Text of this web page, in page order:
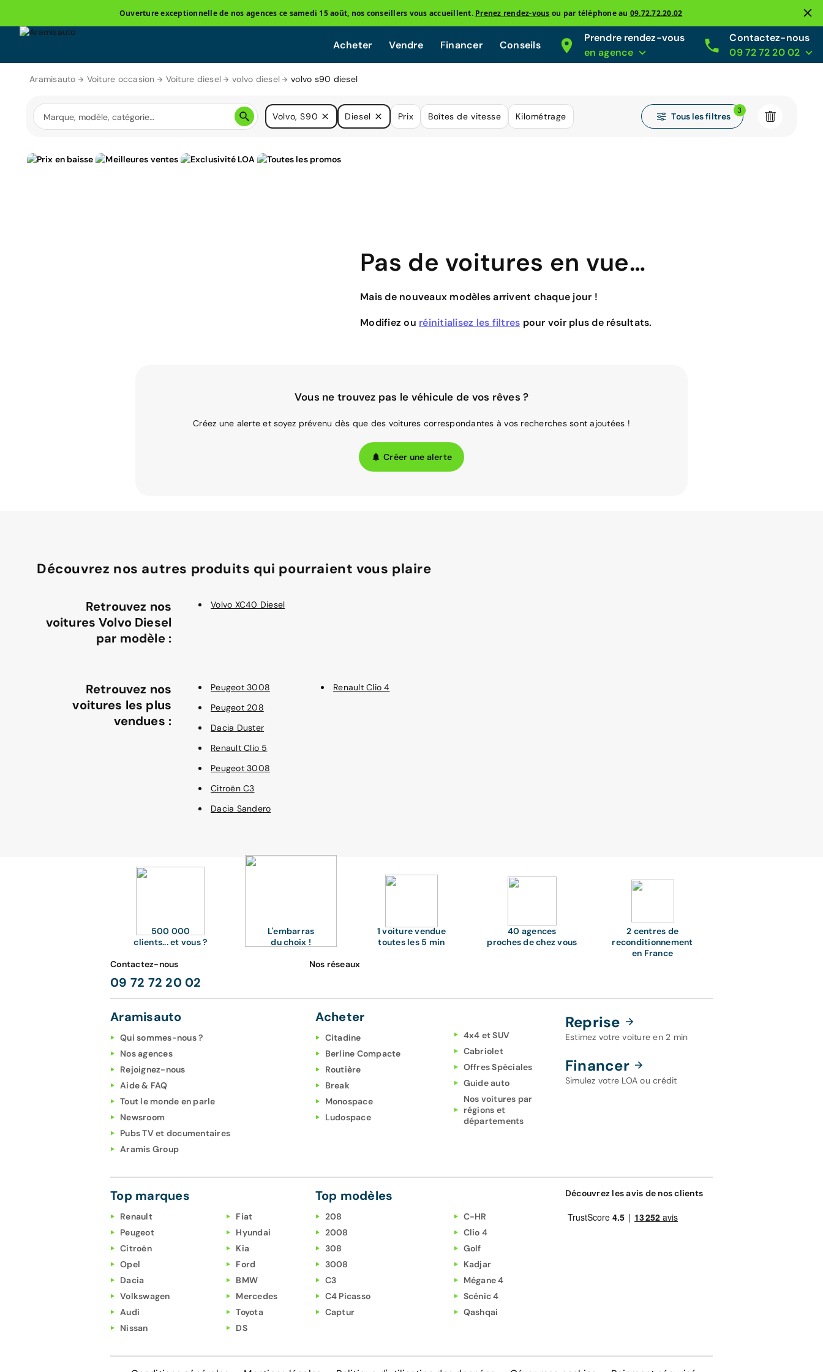
Ouverture exceptionnelle de nos agences ce samedi 15 août, nos conseillers vous accueillent. Prenez rendez-vous ou par téléphone au 09.72.72.20.02
Acheter Vendre Financer Conseils
Prendre rendez-vous
en agence
Contactez-nous
09 72 72 20 02
Aramisauto Voiture occasion Voiture diesel volvo diesel volvo s90 diesel
Volvo, S90 Diesel Prix Boîtes de vitesse Kilométrage Tous les filtres
3
Pas de voitures en vue…
Mais de nouveaux modèles arrivent chaque jour !
Modifiez ou réinitialisez les filtres pour voir plus de résultats.
Vous ne trouvez pas le véhicule de vos rêves ?
Créez une alerte et soyez prévenu dès que des voitures correspondantes à vos recherches sont ajoutées !
Créer une alerte
Découvrez nos autres produits qui pourraient vous plaire
Retrouvez nos
voitures Volvo Diesel
par modèle :
Volvo XC40 Diesel
Retrouvez nos
voitures les plus
vendues :
Peugeot 3008
Peugeot 208
Dacia Duster
Renault Clio 5
Peugeot 3008
Citroën C3
Dacia Sandero
Renault Clio 4
500 000
clients... et vous ?
L'embarras
du choix !
1 voiture vendue
toutes les 5 min
40 agences
proches de chez vous
2 centres de
reconditionnement
en France
Contactez-nous
09 72 72 20 02
Nos réseaux
Aramisauto
Qui sommes-nous ?
Nos agences
Rejoignez-nous
Aide & FAQ
Tout le monde en parle
Newsroom
Pubs TV et documentaires
Aramis Group
Acheter
Citadine
Berline Compacte
Routière
Break
Monospace
Ludospace
4x4 et SUV
Cabriolet
Offres Spéciales
Guide auto
Nos voitures par
régions et
départements
Reprise
Estimez votre voiture en 2 min
Financer
Simulez votre LOA ou crédit
Top marques
Renault
Peugeot
Citroën
Opel
Dacia
Volkswagen
Audi
Nissan
Fiat
Hyundai
Kia
Ford
BMW
Mercedes
Toyota
DS
Top modèles
208
2008
308
3008
C3
C4 Picasso
Captur
C-HR
Clio 4
Golf
Kadjar
Mégane 4
Scénic 4
Qashqai
Découvrez les avis de nos clients